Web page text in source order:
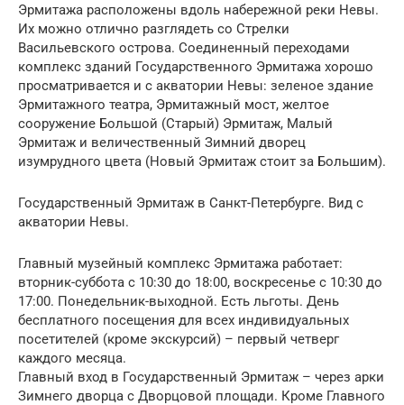
Эрмитажа расположены вдоль набережной реки Невы.
Их можно отлично разглядеть со Стрелки
Васильевского острова. Соединенный переходами
комплекс зданий Государственного Эрмитажа хорошо
просматривается и с акватории Невы: зеленое здание
Эрмитажного театра, Эрмитажный мост, желтое
сооружение Большой (Старый) Эрмитаж, Малый
Эрмитаж и величественный Зимний дворец
изумрудного цвета (Новый Эрмитаж стоит за Большим).
Государственный Эрмитаж в Санкт-Петербурге. Вид с
акватории Невы.
Главный музейный комплекс Эрмитажа работает:
вторник-суббота с 10:30 до 18:00, воскресенье с 10:30 до
17:00. Понедельник-выходной. Есть льготы. День
бесплатного посещения для всех индивидуальных
посетителей (кроме экскурсий) – первый четверг
каждого месяца.
Главный вход в Государственный Эрмитаж – через арки
Зимнего дворца с Дворцовой площади. Кроме Главного